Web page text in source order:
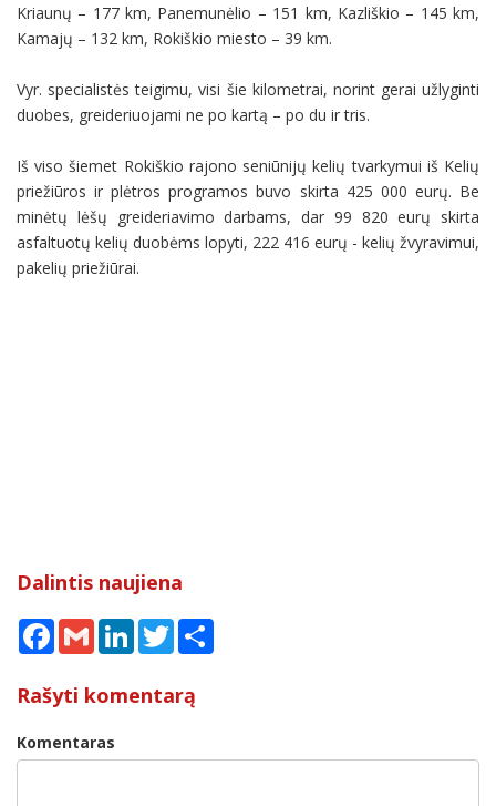
Kriaunų – 177 km, Panemunėlio – 151 km, Kazliškio – 145 km,
Kamajų – 132 km, Rokiškio miesto – 39 km.
Vyr. specialistės teigimu, visi šie kilometrai, norint gerai užlyginti
duobes, greideriuojami ne po kartą – po du ir tris.
Iš viso šiemet Rokiškio rajono seniūnijų kelių tvarkymui iš Kelių
priežiūros ir plėtros programos buvo skirta 425 000 eurų. Be
minėtų lėšų greideriavimo darbams, dar 99 820 eurų skirta
asfaltuotų kelių duobėms lopyti, 222 416 eurų - kelių žvyravimui,
pakelių priežiūrai.
Dalintis naujiena
Facebook
Gmail LinkedInTwitter
Rašyti komentarą
Komentaras